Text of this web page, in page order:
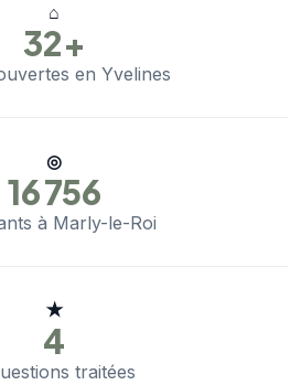
⌂
32+
en Yvelines
◎
16 756
à Marly-le-Roi
★
4
traitées